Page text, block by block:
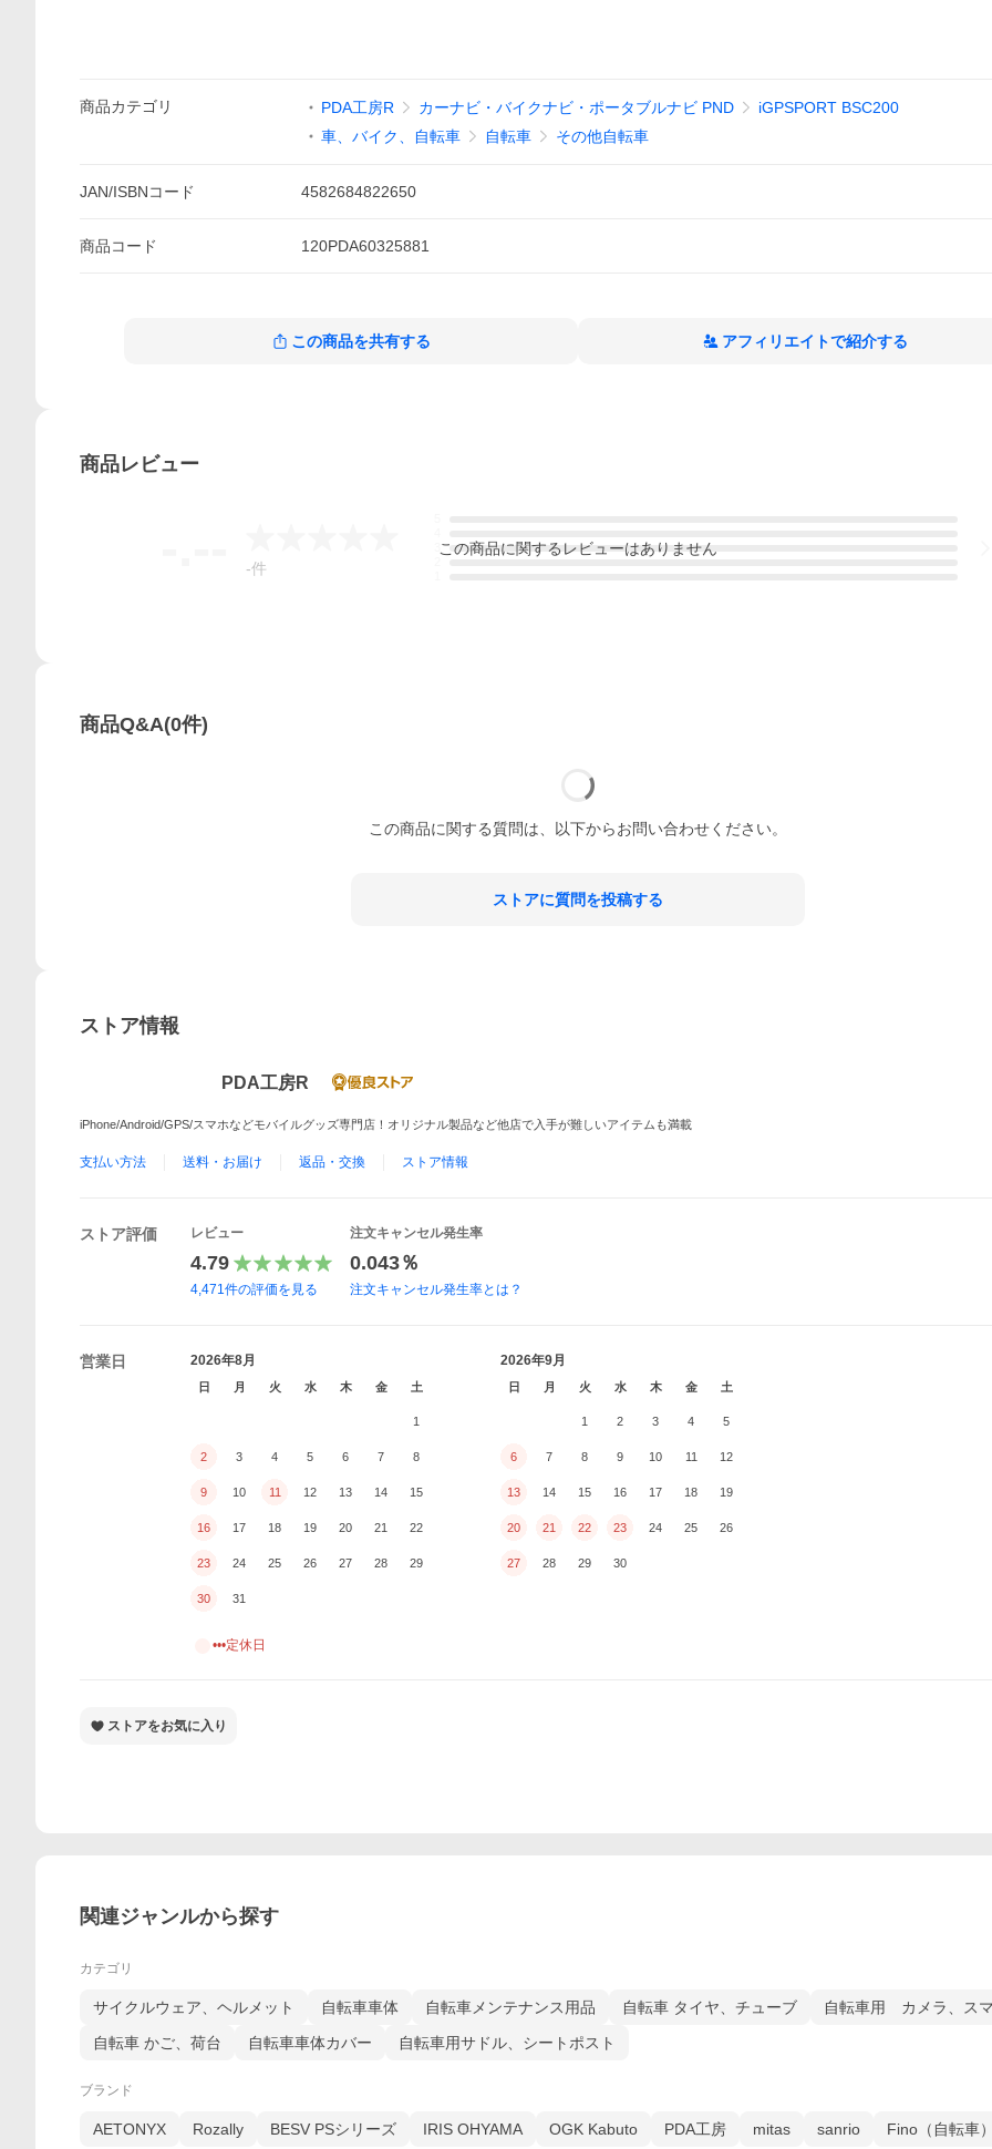
商品カテゴリ PDA工房R カーナビ・バイクナビ・ポータブルナビ PND
iGPSPORT BSC200
車、バイク、自転車
自転車 その他自転車
JAN/ISBNコード 4582684822650
商品コード 120PDA60325881
この商品を共有する アフィリエイトで紹介する
商品レビュー
-件
この商品に関するレビューはありません
商品Q&A(0件)
この商品に関する質問は、以下からお問い合わせください。
ストアに質問を投稿する
ストア情報
PDA工房R
iPhone/Android/GPS/スマホなどモバイルグッズ専門店！オリジナル製品など他店で入手が難しいアイテムも満載
支払い方法 送料・お届け 返品・交換 ストア情報
ストア評価 レビュー
4.79
4,471件の評価を見る
注文キャンセル発生率
0.043％
注文キャンセル発生率とは？
営業日 2026年8月
日 月 火 水 木 金 土
1
2 3 4 5 6 7 8
9 10 11 12 13 14 15
16 17 18 19 20 21 22
23 24 25 26 27 28 29
30 31
2026年9月
日 月 火 水 木 金 土
1 2 3 4 5
6 7 8 9 10 11 12
13 14 15 16 17 18 19
20 21 22 23 24 25 26
27 28 29 30
•••定休日
ストアをお気に入り
関連ジャンルから探す
カテゴリ
サイクルウェア、ヘルメット 自転車車体 自転車メンテナンス用品 自転車 タイヤ、チューブ
自転車用 カメラ、ス
自転車 かご、荷台
自転車車体カバー 自転車用サドル、シートポスト
ブランド
AETONYX Rozally BESV PSシリーズ IRIS OHYAMA OGK Kabuto PDA工房 mitas sanrio Fino（自転車